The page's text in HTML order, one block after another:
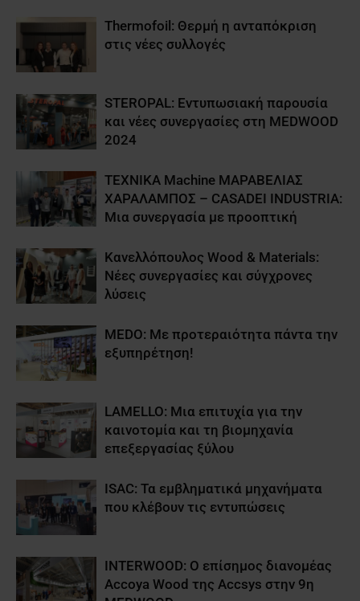
Thermofoil: Θερμή η ανταπόκριση
στις νέες συλλογές
STEROPAL: Εντυπωσιακή παρουσία
και νέες συνεργασίες στη MEDWOOD
2024
ΤΕΧΝΙΚΑ Machine ΜΑΡΑΒΕΛΙΑΣ
ΧΑΡΑΛΑΜΠΟΣ – CASADEI INDUSTRIA:
Μια συνεργασία με προοπτική
Κανελλόπουλος Wood & Materials:
Νέες συνεργασίες και σύγχρονες
λύσεις
MEDO: Με προτεραιότητα πάντα την
εξυπηρέτηση!
LAMELLO: Μια επιτυχία για την
καινοτομία και τη βιομηχανία
επεξεργασίας ξύλου
ISAC: Τα εμβληματικά μηχανήματα
που κλέβουν τις εντυπώσεις
INTERWOOD: O επίσημος διανομέας
Accoya Wood της Accsys στην 9η